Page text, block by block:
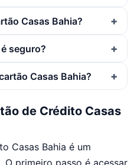
Casas Bahia?
seguro?
Casas Bahia?
de Crédito Casas
Casas Bahia é um
primeiro passo é acessar